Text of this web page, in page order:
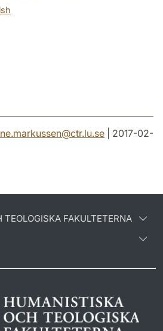
@ctr.lu.se | 2017-02-
FAKULTETERNA